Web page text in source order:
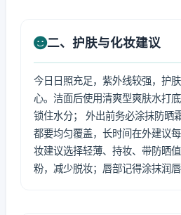
二、护肤与化妆建议
今日日照充足，紫外线较强，护
心。洁面后使用清爽型爽肤水打
锁住水分； 外出前务必涂抹防晒
都要均匀覆盖，长时间在外建议
妆建议选择轻薄、持妆、带防晒
粉，减少脱妆；唇部记得涂抹润